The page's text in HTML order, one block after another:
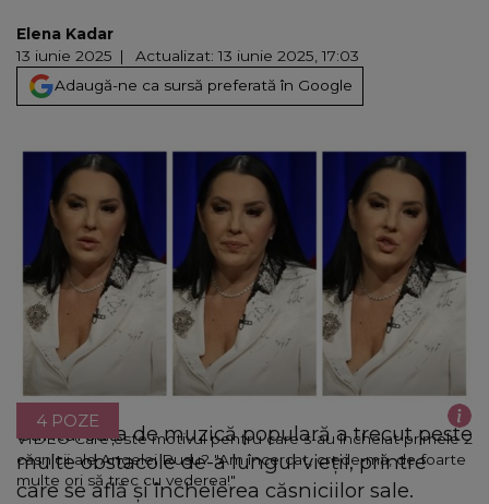
Elena Kadar
13 iunie 2025
Actualizat: 13 iunie 2025, 17:03
Adaugă-ne ca sursă preferată în Google
VIDEO Care este motivul pentru care s-au încheiat primele 2
căsnicii ale Angelei Rusu? "Am încercat, crede-mă, de foarte
multe ori să trec cu vederea!"
4 POZE
Cântăreața de muzică populară a trecut peste
multe obstacole de-a lungul vieții, printre
care se află și încheierea căsniciilor sale.